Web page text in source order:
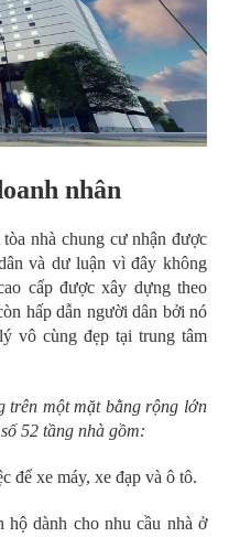
nhân
nhà chung cư nhận được
và dư luận vì đây không
cấp được xây dựng theo
hấp dẫn người dân bởi nó
vô cùng đẹp tại trung tâm
trên một mặt bằng rộng lớn
52 tầng nhà gồm:
để xe máy, xe đạp và ô tô.
dành cho nhu cầu nhà ở